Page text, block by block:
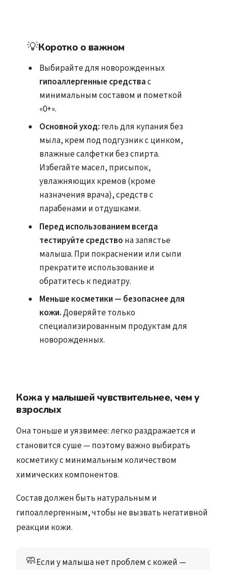
💡Коротко о важном
Выбирайте для новорожденных
гипоаллергенные средствас
минимальным составом и пометкой
«0+».
Основной уход: гель для купания без
мыла, крем под подгузник с цинком,
влажные салфетки без спирта.
Избегайте масел, присыпок,
увлажняющих кремов (кроме
назначения врача), средств с
парабенами и отдушками.
Перед использованием всегда
тестируйте средство на запястье
малыша. При покраснении или сыпи
прекратите использование и
обратитесь к педиатру.
Меньше косметики — безопаснее для
кожи.Доверяйте только
специализированным продуктам для
новорожденных.
Кожа у малышей чувствительнее, чем у
взрослых
Она тоньше и уязвимее: легко раздражается и
становится суше — поэтому важно выбирать
косметику с минимальным количеством
химических компонентов.
Состав должен быть натуральным и
гипоаллергенным, чтобы не вызвать негативной
реакции кожи.
🧼Если у малыша нет проблем с кожей —